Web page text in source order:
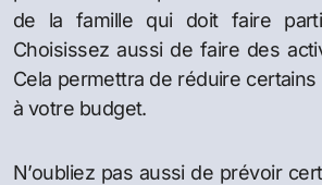
de la famille qui doit faire
Choisissez aussi de faire des
Cela permettra de réduire
à votre budget.
N’oubliez pas aussi de prévoir